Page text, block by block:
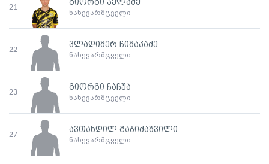
21
გიორგი ჯელაძე
ნახევარმცველი
22
ვლადიმერ ჩიმაკაძე
ნახევარმცველი
23
გიორგი ჩაჩუა
ნახევარმცველი
27
ავთანდილ გაბიძაშვილი
ნახევარმცველი